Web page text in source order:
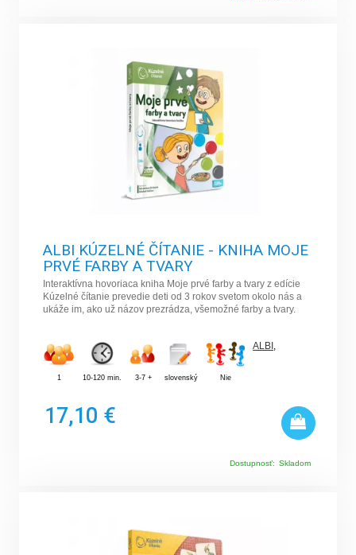
ALBI KÚZELNÉ ČÍTANIE - KNIHA MOJE
PRVÉ FARBY A TVARY
Interaktívna hovoriaca kniha Moje prvé farby a tvary z edície
Kúzelné čítanie prevedie deti od 3 rokov svetom okolo nás a
ukáže im, ako už názov prezrádza, všemožné farby a tvary.
1 10-120 min. 3-7 + slovenský Nie
ALBI
17,10 €
Dostupnosť: Skladom